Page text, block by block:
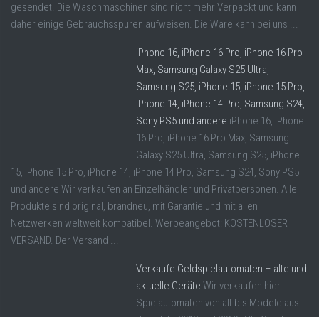
gesendet. Die Waschmaschinen sind nicht mehr Verpackt und kann
daher einige Gebrauchsspuren aufweisen. Die Ware kann bei uns ...
iPhone 16, iPhone 16 Pro, iPhone 16 Pro
Max, Samsung Galaxy S25 Ultra,
Samsung S25, iPhone 15, iPhone 15 Pro,
iPhone 14, iPhone 14 Pro, Samsung S24,
Sony PS5 und andere iPhone 16, iPhone
16 Pro, iPhone 16 Pro Max, Samsung
Galaxy S25 Ultra, Samsung S25, iPhone
15, iPhone 15 Pro, iPhone 14, iPhone 14 Pro, Samsung S24, Sony PS5
und andere Wir verkaufen an Einzelhändler und Privatpersonen. Alle
Produkte sind original, brandneu, mit Garantie und mit allen
Netzwerken weltweit kompatibel. Werbeangebot: KOSTENLOSER
VERSAND. Der Versand ...
Verkaufe Geldspielautomaten – alte und
aktuelle Geräte Wir verkaufen hier
Spielautomaten von alt bis Modele aus